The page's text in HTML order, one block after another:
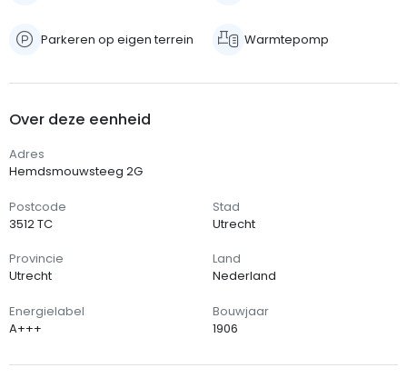
Parkeren op eigen terrein Warmtepomp
Over deze eenheid
Adres
Hemdsmouwsteeg 2G
Postcode
3512 TC
Stad
Utrecht
Provincie
Utrecht
Land
Nederland
Energielabel
A+++
Bouwjaar
1906